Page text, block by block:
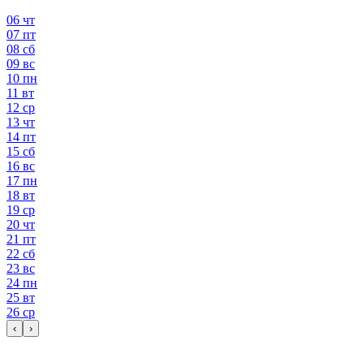
06 чт
07 пт
08 сб
09 вс
10 пн
11 вт
12 ср
13 чт
14 пт
15 сб
16 вс
17 пн
18 вт
19 ср
20 чт
21 пт
22 сб
23 вс
24 пн
25 вт
26 ср
‹ ›